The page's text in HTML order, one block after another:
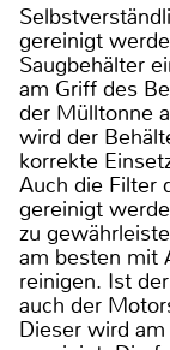
gereinigt
Saugbehälter
am Griff des
der Mülltonne
wird der
korrekte
Auch die Filter
gereinigt
zu
am besten mit
reinigen. Ist
auch der
Dieser wird